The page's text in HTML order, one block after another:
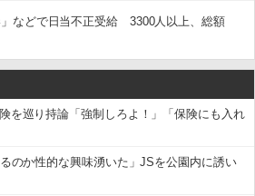
などで日当不正受給 3300人以上、総額
を巡り持論「強制しろよ！」「保険にも入れ
のか性的な興味湧いた」JSを公園内に誘い